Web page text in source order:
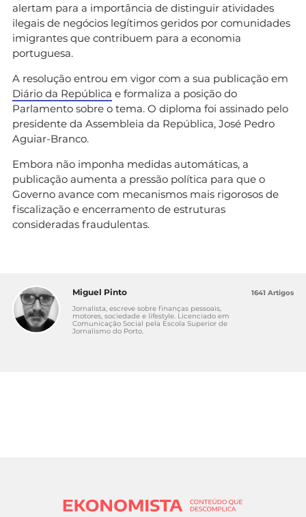
alertam para a importância de distinguir atividades
ilegais de negócios legítimos geridos por comunidades
imigrantes que contribuem para a economia
portuguesa.
A resolução entrou em vigor com a sua publicação em
Diário da República e formaliza a posição do
Parlamento sobre o tema. O diploma foi assinado pelo
presidente da Assembleia da República, José Pedro
Aguiar-Branco.
Embora não imponha medidas automáticas, a
publicação aumenta a pressão política para que o
Governo avance com mecanismos mais rigorosos de
fiscalização e encerramento de estruturas
consideradas fraudulentas.
Miguel Pinto
Jornalista, escreve sobre finanças pessoais,
motores, sociedade e lifestyle. Licenciado em
Comunicação Social pela Escola Superior de
Jornalismo do Porto.
1641 Artigos